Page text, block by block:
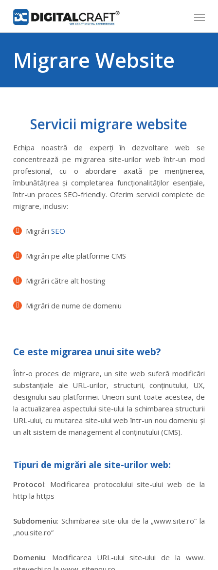
Menu
Migrare Website
Servicii migrare website
Echipa noastră de experți în dezvoltare web se
concentrează pe migrarea site-urilor web într-un mod
profesional, cu o abordare axată pe menținerea,
îmbunătățirea și completarea funcționalităților esențiale,
într-un proces SEO-friendly. Oferim servicii complete de
migrare, inclusiv:
Migrări SEO
Migrări pe alte platforme CMS
Migrări către alt hosting
Migrări de nume de domeniu
Ce este migrarea unui site web?
Într-o proces de migrare, un site web suferă modificări
substanțiale ale URL-urilor, structurii, conținutului, UX,
designului sau platformei. Uneori sunt toate acestea, de
la actualizarea aspectului site-ului la schimbarea structurii
URL-ului, cu mutarea site-ului web într-un nou domeniu și
un alt sistem de management al conținutului (CMS).
Tipuri de migrări ale site-urilor web:
Protocol: Modificarea protocolului site-ului web de la
http la https
Subdomeniu: Schimbarea site-ului de la „www.site.ro” la
„nou.site.ro”
Domeniu: Modificarea URL-ului site-ului de la www.